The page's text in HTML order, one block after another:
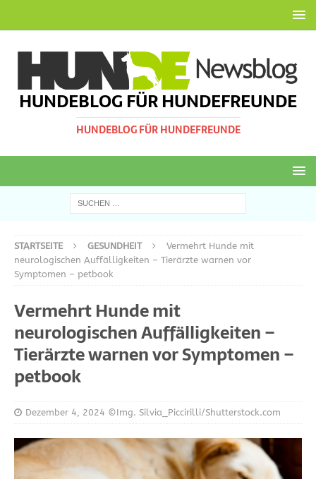
HUNDEBLOG FÜR HUNDEFREUNDE
HUNDEBLOG FÜR HUNDEFREUNDE
STARTSEITE GESUNDHEIT
Vermehrt Hunde mit
neurologischen Auffälligkeiten – Tierärzte warnen vor
Symptomen – petbook
Vermehrt Hunde mit
neurologischen Auffälligkeiten –
Tierärzte warnen vor Symptomen –
petbook
Dezember 4, 2024 ©Img. Silvia_Piccirilli/Shutterstock.com